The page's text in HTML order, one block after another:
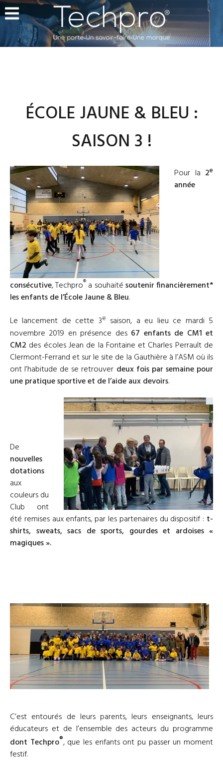
ÉCOLE JAUNE & BLEU :
SAISON 3 !
Pour la 2e
année
consécutive, Techpro® a souhaitésoutenir financièrement*
les enfants de l’École Jaune & Bleu.
Le lancement de cette 3e saison, a eu lieu ce mardi 5
novembre 2019 en présence des 67 enfants de CM1 et
CM2 des écoles Jean de la Fontaine et Charles Perrault de
Clermont-Ferrand et sur le site de la Gauthière à l’ASM où ils
ont l’habitude de se retrouver deux fois par semaine pour
une pratique sportive et de l’aide aux devoirs.
De
nouvelles
dotations
aux
couleurs du
Club ont
été remises aux enfants, par les partenaires du dispositif : t-
shirts, sweats, sacs de sports, gourdes et ardoises «
magiques ».
C’est entourés de leurs parents, leurs enseignants, leurs
éducateurs et de l’ensemble des acteurs du programme
dont Techpro®, que les enfants ont pu passer un moment
festif.